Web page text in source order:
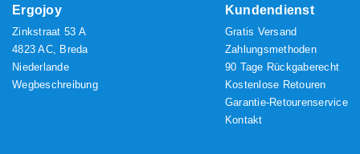
Ergojoy
Zinkstraat 53 A
4823 AC, Breda
Niederlande
Wegbeschreibung
Kundendienst
Gratis Versand
Zahlungsmethoden
90 Tage Rückgaberecht
Kostenlose Retouren
Garantie-Retourenservice
Kontakt